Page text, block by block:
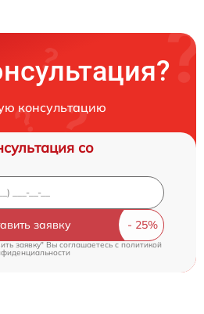
консультацию
со
заявку
заявку" Вы соглашаетесь cполитикой